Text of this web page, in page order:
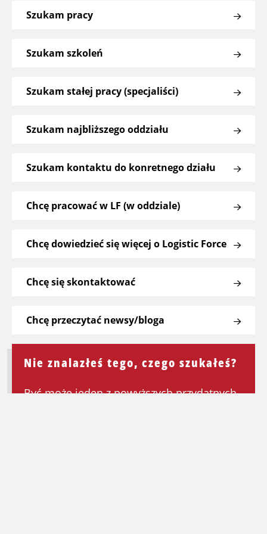
Szukam pracy
Szukam szkoleń
Szukam stałej pracy (specjaliści)
Szukam najbliższego oddziału
Szukam kontaktu do konretnego działu
Chcę pracować w LF (w oddziale)
Chcę dowiedzieć się więcej o Logistic Force
Chcę się skontaktować
Chcę przeczytać newsy/bloga
Nie znalazłeś tego, czego szukałeś?
Być może jeden z powyższych przydatnych